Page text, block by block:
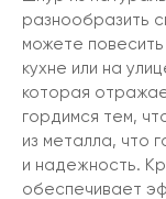
разнообразить
можете повесить
кухне или на
которая
гордимся тем,
из металла, что
и надежность.
обеспечивает